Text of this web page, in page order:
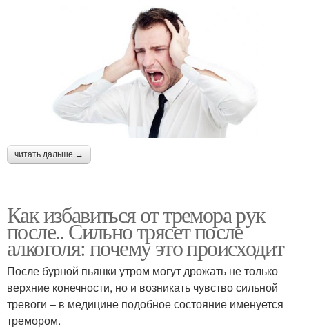
читать дальше →
Как избавиться от тремора рук
после.. Сильно трясет после
алкоголя: почему это происходит
После бурной пьянки утром могут дрожать не только
верхние конечности, но и возникать чувство сильной
тревоги – в медицине подобное состояние именуется
тремором.